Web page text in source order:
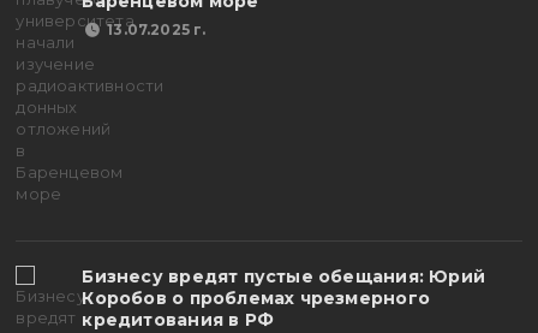
13.07.2025 г.
Бизнесу вредят пустые обещания: Юрий
Коробов о проблемах чрезмерного
кредитования в РФ